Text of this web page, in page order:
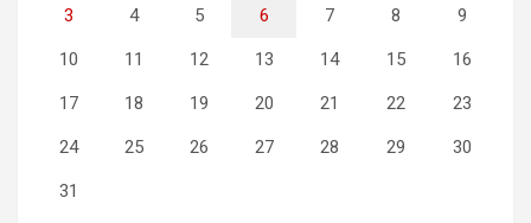
3 4 5 6 7 8 9
10 11 12 13 14 15 16
17 18 19 20 21 22 23
24 25 26 27 28 29 30
31